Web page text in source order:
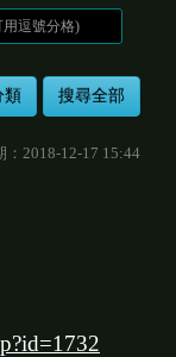
：2018-12-17 15:44